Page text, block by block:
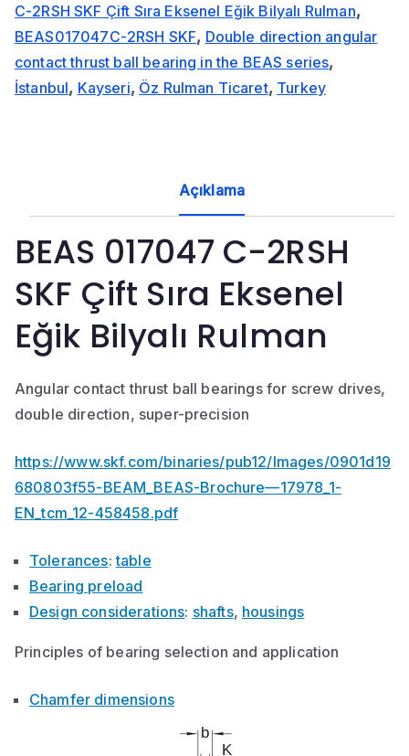
C-2RSH SKF Çift Sıra Eksenel Eğik Bilyalı Rulman,
BEAS017047C-2RSH SKF, Double direction angular
contact thrust ball bearing in the BEAS series,
İstanbul, Kayseri, Öz Rulman Ticaret, Turkey
Açıklama
BEAS 017047 C-2RSH
SKF Çift Sıra Eksenel
Eğik Bilyalı Rulman
Angular contact thrust ball bearings for screw drives,
double direction, super-precision
https://www.skf.com/binaries/pub12/Images/0901d19
680803f55-BEAM_BEAS-Brochure—17978_1-
EN_tcm_12-458458.pdf
Tolerances:table
Bearing preload
Design considerations: shafts, housings
Principles of bearing selection and application
Chamfer dimensions